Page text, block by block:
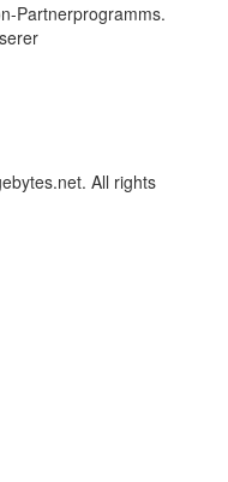
Partnerprogramms.
All rights